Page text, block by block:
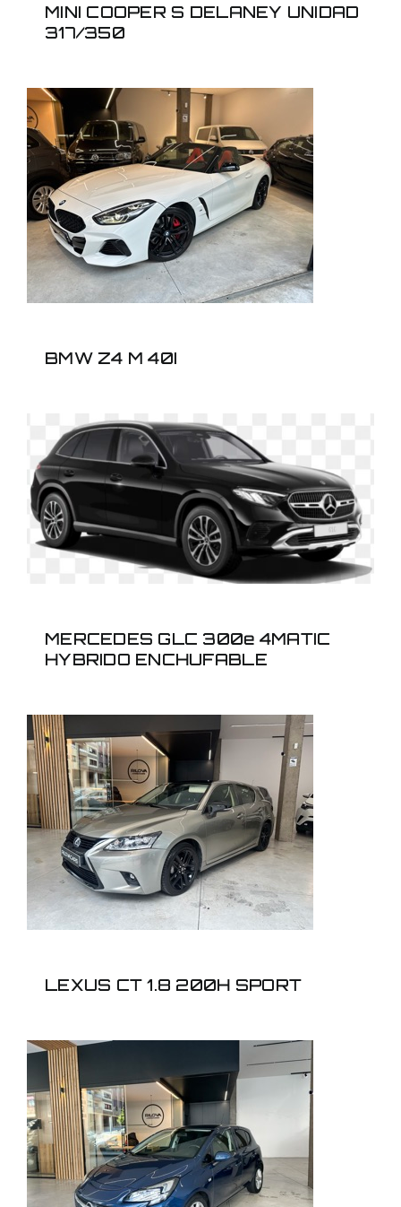
MINI COOPER S DELANEY UNIDAD
317/350
BMW Z4 M 40I
BMW Z4 M 40I
MERCEDES GLC 300e
4MATIC HYBRIDO
ENCHUFABLE
MERCEDES GLC 300e 4MATIC
HYBRIDO ENCHUFABLE
LEXUS CT 1.8 200H
SPORT
LEXUS CT 1.8 200H SPORT
OPEL CORSA 1.4
SELECTIVE